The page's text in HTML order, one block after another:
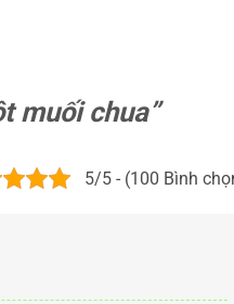
muối chua”
5/5 - (100 Bình